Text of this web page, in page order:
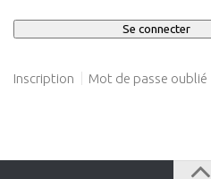
Inscription Mot de passe oublié